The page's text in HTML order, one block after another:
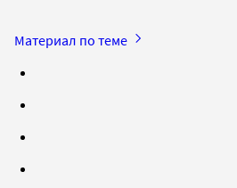
Материал по теме